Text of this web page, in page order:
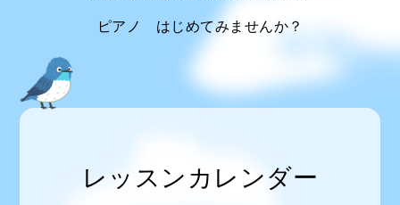
ピアノ はじめてみませんか？
レッスンカレンダー